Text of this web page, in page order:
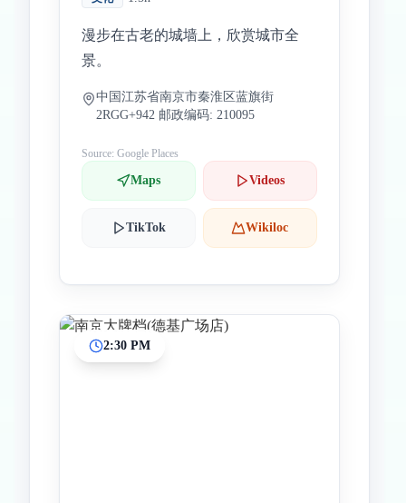
漫步在古老的城墙上，欣赏城市全
景。
中国江苏省南京市秦淮区蓝旗街
2RGG+942 邮政编码: 210095
Source: Google Places
Maps Videos
TikTok Wikiloc
2:30 PM